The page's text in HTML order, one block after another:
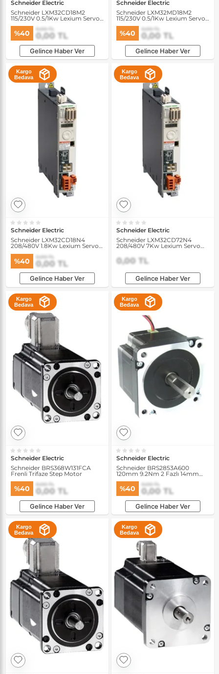
Schneider Electric
Schneider LXM32CD18M2
115/230V 0.5/1Kw Lexium Servo
%40 0,00 TL
0,00 TL
Gelince Haber Ver
Schneider Electric
Schneider LXM32MD18M2
115/230V 0.5/1Kw Lexium Servo
%40 0,00 TL
0,00 TL
Gelince Haber Ver
Kargo
Bedava
Schneider Electric
Schneider LXM32CD18N4
208/480V 1.8Kw Lexium Servo
%40 0,00 TL
0,00 TL
Gelince Haber Ver
Kargo
Bedava
Schneider Electric
Schneider LXM32CD72N4
208/480V 7Kw Lexium Servo
0,00 TL
Gelince Haber Ver
Kargo
Bedava
Schneider Electric
Schneider BRS368W131FCA
Frenli Trifaze Step Motor
%40 0,00 TL
0,00 TL
Gelince Haber Ver
Kargo
Bedava
Schneider Electric
Schneider BRS2853A600
120mm 9.2Nm 2 Fazlı 14mm
%40 0,00 TL
0,00 TL
Gelince Haber Ver
Kargo
Bedava
Kargo
Bedava